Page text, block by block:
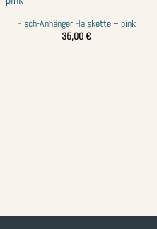
Wunschliste
hinzufügen
Fisch-Anhänger Halskette – pink
35,00€